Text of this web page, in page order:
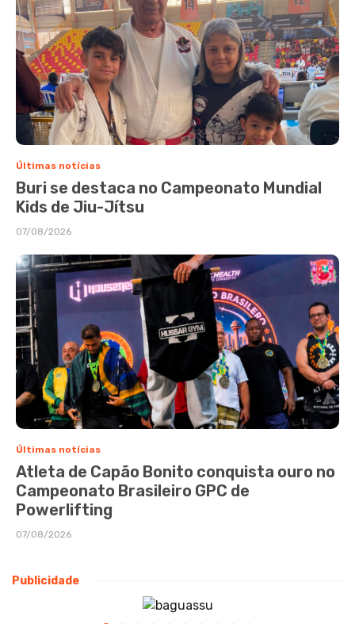
Últimas notícias
Buri se destaca no Campeonato Mundial
Kids de Jiu-Jítsu
07/08/2026
Últimas notícias
Atleta de Capão Bonito conquista ouro no
Campeonato Brasileiro GPC de
Powerlifting
07/08/2026
Publicidade